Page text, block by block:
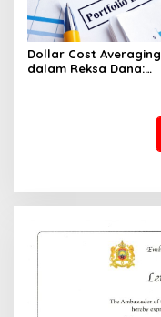
Dollar Cost Averaging
dalam Reksa Dana: